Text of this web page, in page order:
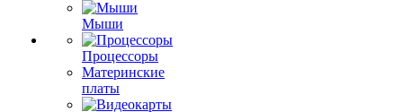
Мыши
Процессоры
Материнские
платы